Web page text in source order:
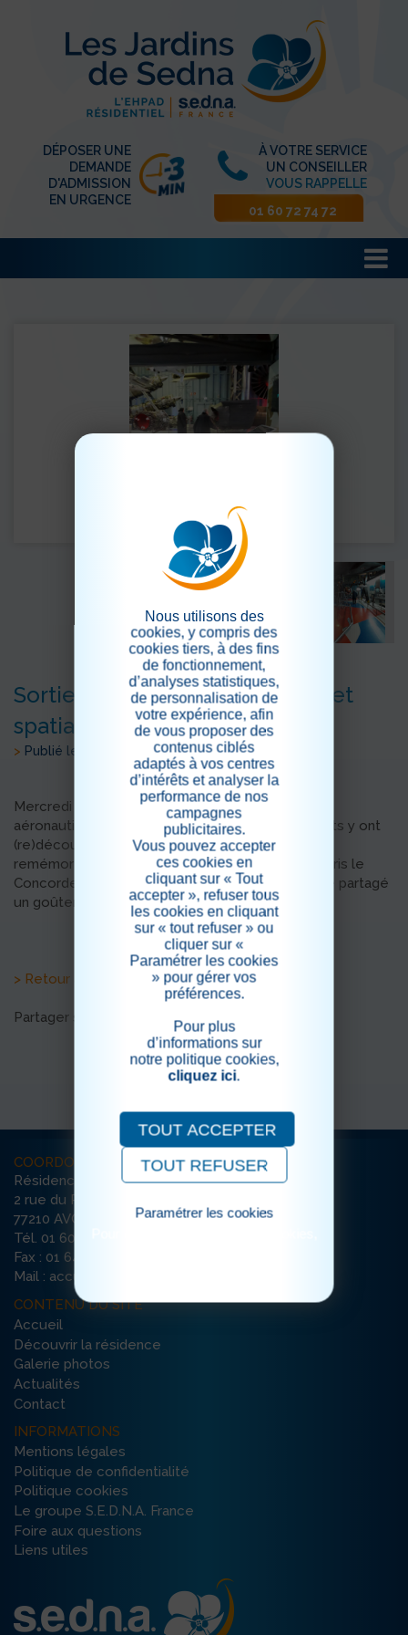
DÉPOSER UNE
DEMANDE
D'ADMISSION
EN URGENCE
À VOTRE SERVICE
UN CONSEILLER
VOUS RAPPELLE
01 60 72 74 72
Sortie au musée aéronautique et
spatial
> Publié le 23/01/2020
Mercredi 22 janvier, nous avons visité le musée
aéronautique et spatial de Réau (77). Les résidents y ont
(re)découvert l'histoire de l'aviation et ont pu se
remémorer de lointains voyages. Certains ayant pris le
Concorde, avion de légende! Nous avons ensuite partagé
un goûter avant de rentrer.
> Retour aux actualités
Partager sur les réseaux sociaux
COORDONNÉES
Résidence Les Jardins de Sedna
2 rue du Père Maurice
77210 AVON
Tél. 01 60 72 74 72
Fax : 01 64 22 82 04
Mail : accueil-jardins-avon@ehpad-sedna.fr
CONTENU DU SITE
Accueil
Découvrir la résidence
Galerie photos
Actualités
Contact
INFORMATIONS
Mentions légales
Politique de confidentialité
Politique cookies
Le groupe S.E.D.N.A. France
Foire aux questions
Liens utiles
Nous utilisons des
cookies, y compris des
cookies tiers, à des fins
de fonctionnement,
d’analyses statistiques,
de personnalisation de
votre expérience, afin
de vous proposer des
contenus ciblés
adaptés à vos centres
d’intérêts et analyser la
performance de nos
campagnes
publicitaires.
Vous pouvez accepter
ces cookies en
cliquant sur « Tout
accepter », refuser tous
les cookies en cliquant
sur « tout refuser » ou
cliquer sur «
Paramétrer les cookies
» pour gérer vos
préférences.
Pour plus
d’informations sur
notre politique cookies,
cliquez ici.
TOUT ACCEPTER
TOUT REFUSER
Paramétrer les cookies